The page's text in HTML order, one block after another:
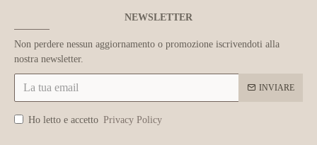
NEWSLETTER
Non perdere nessun aggiornamento o promozione iscrivendoti alla
nostra newsletter.
INVIARE
Ho letto e accetto Privacy Policy